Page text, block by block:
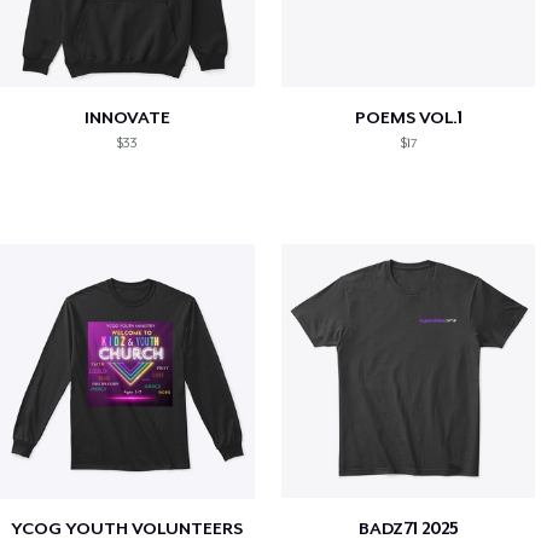
INNOVATE
$33
POEMS VOL.1
$17
YCOG YOUTH VOLUNTEERS BADZ71 2025